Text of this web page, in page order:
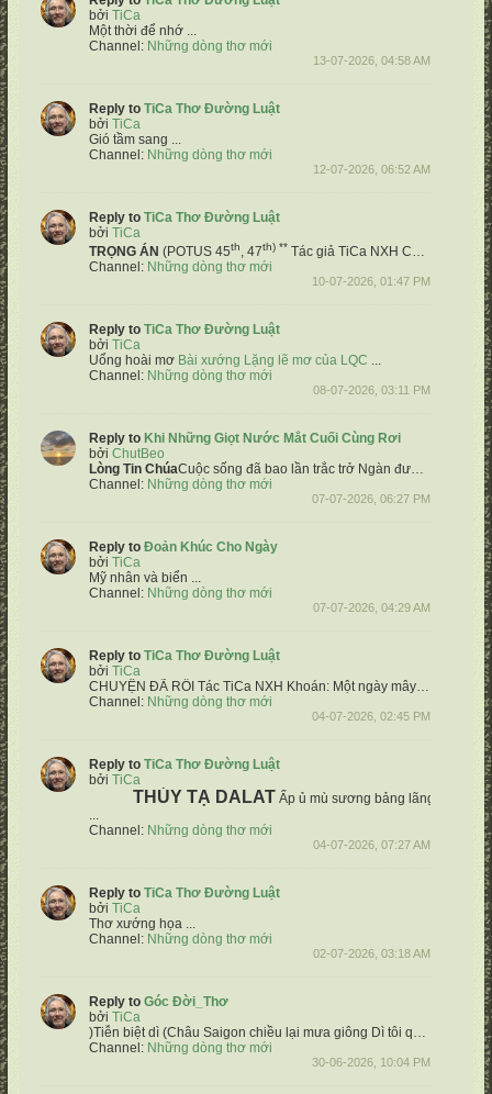
bởi TiCa
Một thời để nhớ ...
Channel: Những dòng thơ mới
13-07-2026, 04:58 AM
Reply to TiCa Thơ Đường Luật
bởi TiCa
Gió tầm sang ...
Channel: Những dòng thơ mới
12-07-2026, 06:52 AM
Reply to TiCa Thơ Đường Luật
bởi TiCa
TRỌNG ÁN (POTUS 45th, 47th) ** Tác giả TiCa NXH Chốn võ biền Hoa Kỳ hiệp chủng
Channel: Những dòng thơ mới
10-07-2026, 01:47 PM
Reply to TiCa Thơ Đường Luật
bởi TiCa
Uổng hoài mơ Bài xướng Lặng lẽ mơ của LQC ​ ...
Channel: Những dòng thơ mới
08-07-2026, 03:11 PM
Reply to Khi Những Giọt Nước Mắt Cuối Cùng Rơi
bởi ChutBeo
Lòng Tin ChúaCuộc sống đã bao lần trắc trở Ngàn đường đưa đến những khó khăn
Channel: Những dòng thơ mới
07-07-2026, 06:27 PM
Reply to Đoản Khúc Cho Ngày
bởi TiCa
Mỹ nhân và biển ...
Channel: Những dòng thơ mới
07-07-2026, 04:29 AM
Reply to TiCa Thơ Đường Luật
bởi TiCa
CHUYỆN ĐÃ RỒI Tác TiCa NXH Khoán: Một ngày mây gió bỗng ngừng trôi
Channel: Những dòng thơ mới
04-07-2026, 02:45 PM
Reply to TiCa Thơ Đường Luật
bởi TiCa
THỦY TẠ DALAT Ấp ủ mù sương bảng lãng đồi
Im
...
Channel: Những dòng thơ mới
04-07-2026, 07:27 AM
Reply to TiCa Thơ Đường Luật
bởi TiCa
Thơ xướng họa ...
Channel: Những dòng thơ mới
02-07-2026, 03:18 AM
Reply to Góc Đời_Thơ
bởi TiCa
)​Tiễn biệt dì (Châu Saigon chiều lại mưa giông Dì tôi quẳng gánh xuôi dòng viễn Tây
Channel: Những dòng thơ mới
30-06-2026, 10:04 PM